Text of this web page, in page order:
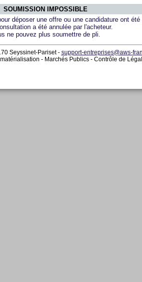
SOUMISSION IMPOSSIBLE
déposer une offre ou une candidature ont été
a été annulée par l'acheteur.
ne pouvez plus soumettre de pli.
Seyssinet-Pariset - support-entreprises@aws-
- Marchés Publics - Contrôle de